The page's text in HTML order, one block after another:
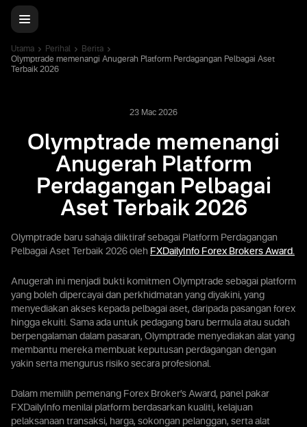
Utama Perihal
Berita
Olymptrade memenangi Anugerah Platform Perdagangan Pelbagai Aset
Terbaik 2026
23 Mac 2026
Olymptrade memenangi
Anugerah Platform
Perdagangan Pelbagai
Aset Terbaik 2026
Olymptrade baru sahaja diiktiraf sebagai Platform Perdagangan
Pelbagai Aset Terbaik 2026 oleh FXDailyInfo Forex Brokers Award.
Anugerah ini menjadi bukti komitmen Olymptrade sebagai platform
yang boleh dipercayai dan perkhidmatan yang diyakini, yang
menyediakan akses kepada pelbagai aset, daripada pasangan forex
hingga ekuiti. Sama ada untuk pedagang baru bermula atau sudah
berpengalaman dalam pasaran, Olymptrade menyediakan alat yang
membantu mereka membuat keputusan perdagangan dengan
yakin serta mengurus risiko secara profesional.
Dalam memilih pemenang Forex Broker’s Award, panel pakar
FXDailyInfo menilai platform berdasarkan kualiti, kelajuan
pelaksanaan transaksi, harga, sokongan pelanggan, serta alat